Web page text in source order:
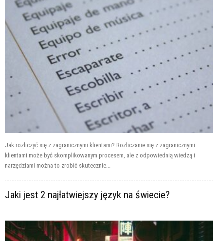
Jak rozliczyć się z zagranicznymi klientami? Rozliczanie się z zagranicznymi
klientami może być skomplikowanym procesem, ale z odpowiednią wiedzą i
narzędziami można to zrobić skutecznie...
Jaki jest 2 najłatwiejszy język na świecie?